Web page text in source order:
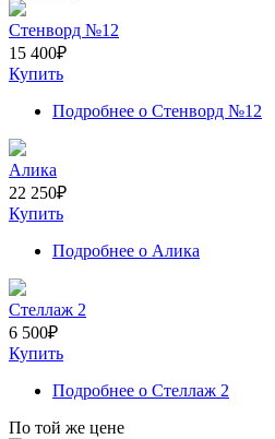
Стенворд №12
15 400₽
Купить
Подробнее о Стенворд №12
Алика
22 250₽
Купить
Подробнее о Алика
Стеллаж 2
6 500₽
Купить
Подробнее о Стеллаж 2
По той же цене